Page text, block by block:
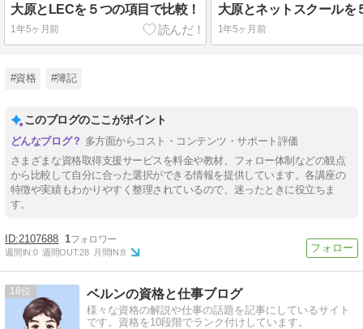
大原とLECを５つの項目で比較！
1年5ヶ月前 1年5ヶ月前
#資格 #簿記
このブログのここがポイント
多方面からコスト・コンテンツ・サポート評価
さまざまな資格取得支援サービスを料金や教材、フォロー体制などの観点
から比較して自分に合った選択ができる情報を提供しています。各講座の
特徴や実績もわかりやすく整理されているので、迷ったときに役立ちま
す。
2107688 1
週間IN:0 週間OUT:28 月間IN:8
18 ベルンの資格と仕事ブログ
様々な資格の解説や仕事の話題を記事にしているサイト
です。資格を10段階でランク付けしています。